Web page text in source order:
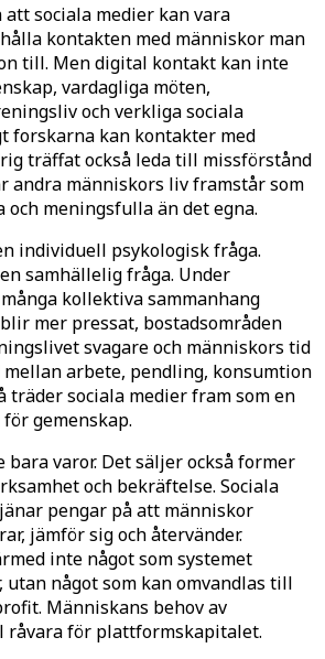
sociala medier kan vara
kontakten med människor man
till. Men digital kontakt kan inte
vardagliga möten,
och verkliga sociala
forskarna kan kontakter med
träffat också leda till missförstånd
andra människors liv framstår som
och meningsfulla än det egna.
individuell psykologisk fråga.
samhällelig fråga. Under
kollektiva sammanhang
mer pressat, bostadsområden
svagare och människors tid
arbete, pendling, konsumtion
träder sociala medier fram som en
gemenskap.
varor. Det säljer också former
och bekräftelse. Sociala
pengar på att människor
jämför sig och återvänder.
inte något som systemet
utan något som kan omvandlas till
Människans behov av
råvara för plattformskapitalet.